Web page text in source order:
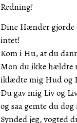
Redning!
Dine Hænder gjorde
intet!
Kom i Hu, at du
Mon du ikke hældte
iklædte mig Hud og
Du gav mig Liv og
og saa gemte du
Synded jeg, vogted